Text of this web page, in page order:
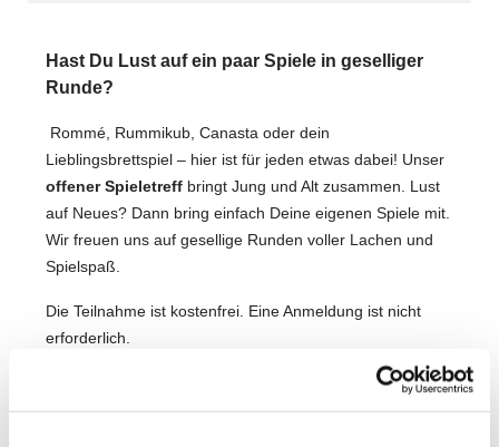
Hast Du Lust auf ein paar Spiele in geselliger
Runde?
Rommé, Rummikub, Canasta oder dein
Lieblingsbrettspiel – hier ist für jeden etwas dabei! Unser
offener Spieletreff bringt Jung und Alt zusammen. Lust
auf Neues? Dann bring einfach Deine eigenen Spiele mit.
Wir freuen uns auf gesellige Runden voller Lachen und
Spielspaß.
Die Teilnahme ist kostenfrei. Eine Anmeldung ist nicht
erforderlich.